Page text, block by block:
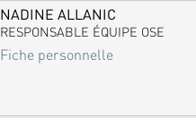
NADINE ALLANIC
RESPONSABLE ÉQUIPE OSE
Fiche personnelle